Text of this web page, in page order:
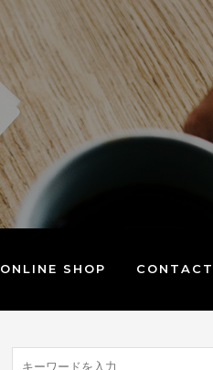
ONLINE SHOP CONTACT